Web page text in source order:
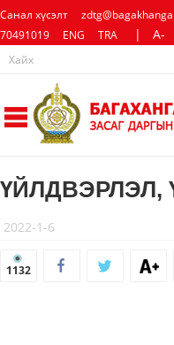
Санал хүсэлт
70491019
ENG TRA | A-
ҮЙЛДВЭРЛЭЛ,
2022-1-6
1132